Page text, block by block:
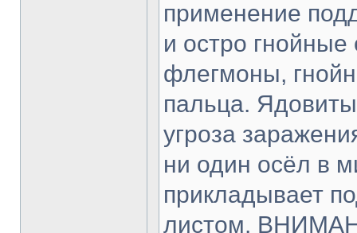
применение
и остро гнойные
флегмоны,
пальца.
угроза
ни один осёл в
прикладывает
листом.